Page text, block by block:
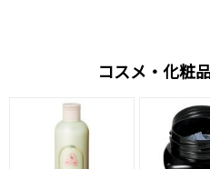
コスメ・化粧